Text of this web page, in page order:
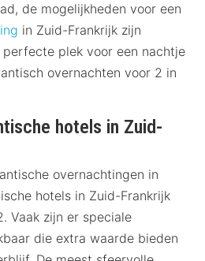
de mogelijkheden voor een
in Zuid-Frankrijk zijn
plek voor een nachtje
overnachten voor 2 in
hotels in Zuid-
overnachtingen in
hotels in Zuid-Frankrijk
Vaak zijn er speciale
die extra waarde bieden